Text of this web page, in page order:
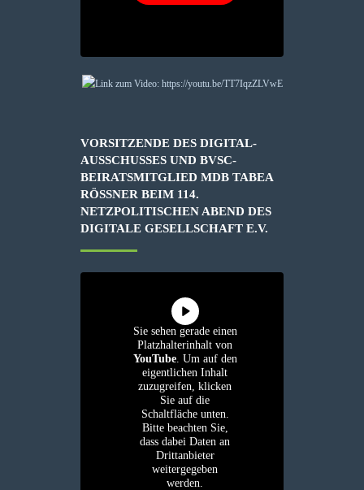
VORSITZENDE DES DIGITAL-
AUSSCHUSSES UND BVSC-
BEIRATSMITGLIED MDB TABEA
RÖSSNER BEIM 114. N
ETZPOLITISCHEN ABEND DES D
IGITALE GESELLSCHAFT E.V.
Sie sehen gerade einen
Platzhalterinhalt von
YouTube. Um auf den
eigentlichen Inhalt
zuzugreifen, klicken
Sie auf die
Schaltfläche unten.
Bitte beachten Sie,
dass dabei Daten an
Drittanbieter
weitergegeben
werden.